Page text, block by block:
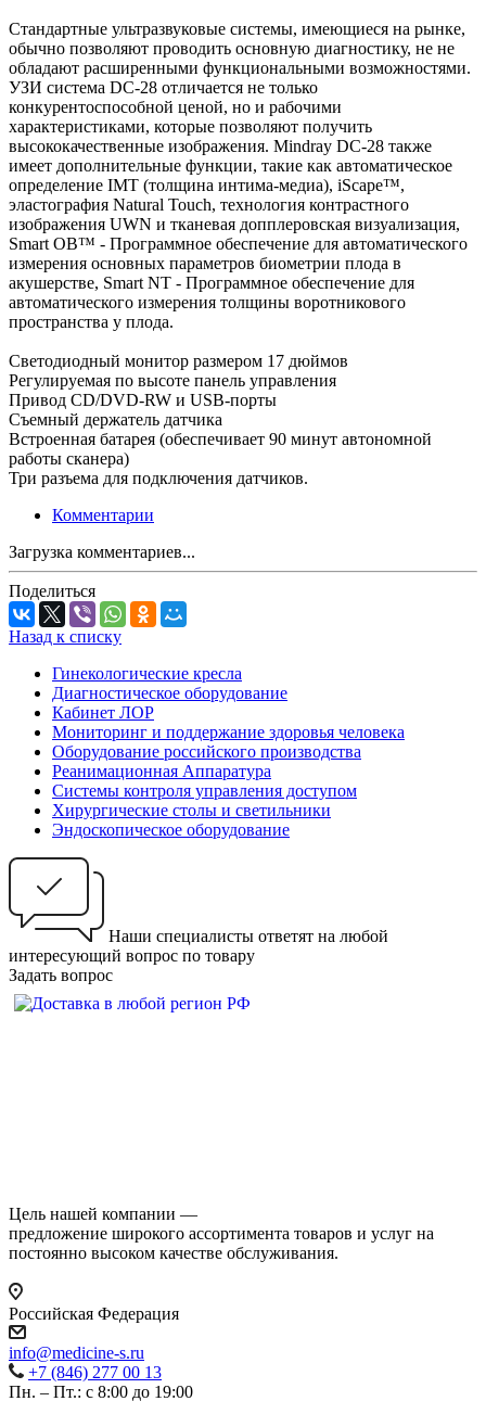
Стандартные ультразвуковые системы, имеющиеся на рынке,
обычно позволяют проводить основную диагностику, не не
обладают расширенными функциональными возможностями.
УЗИ система DC-28 отличается не только
конкурентоспособной ценой, но и рабочими
характеристиками, которые позволяют получить
высококачественные изображения. Mindray DC-28 также
имеет дополнительные функции, такие как автоматическое
определение IMT (толщина интима-медиа), iScape™,
эластография Natural Touch, технология контрастного
изображения UWN и тканевая допплеровская визуализация,
Smart OB™ - Программное обеспечение для автоматического
измерения основных параметров биометрии плода в
акушерстве, Smart NT - Программное обеспечение для
автоматического измерения толщины воротникового
пространства у плода.
Светодиодный монитор размером 17 дюймов
Регулируемая по высоте панель управления
Привод CD/DVD-RW и USB-порты
Съемный держатель датчика
Встроенная батарея (обеспечивает 90 минут автономной
работы сканера)
Три разъема для подключения датчиков.
Комментарии
Загрузка комментариев...
Поделиться
Назад к списку
Гинекологические кресла
Диагностическое оборудование
Кабинет ЛОР
Мониторинг и поддержание здоровья человека
Оборудование российского производства
Реанимационная Аппаратура
Системы контроля управления доступом
Хирургические столы и светильники
Эндоскопическое оборудование
Наши специалисты ответят на любой
интересующий вопрос по товару
Задать вопрос
Цель нашей компании —
предложение широкого ассортимента товаров и услуг на
постоянно высоком качестве обслуживания.
Российская Федерация
info@medicine-s.ru
+7 (846) 277 00 13
Пн. – Пт.: с 8:00 до 19:00